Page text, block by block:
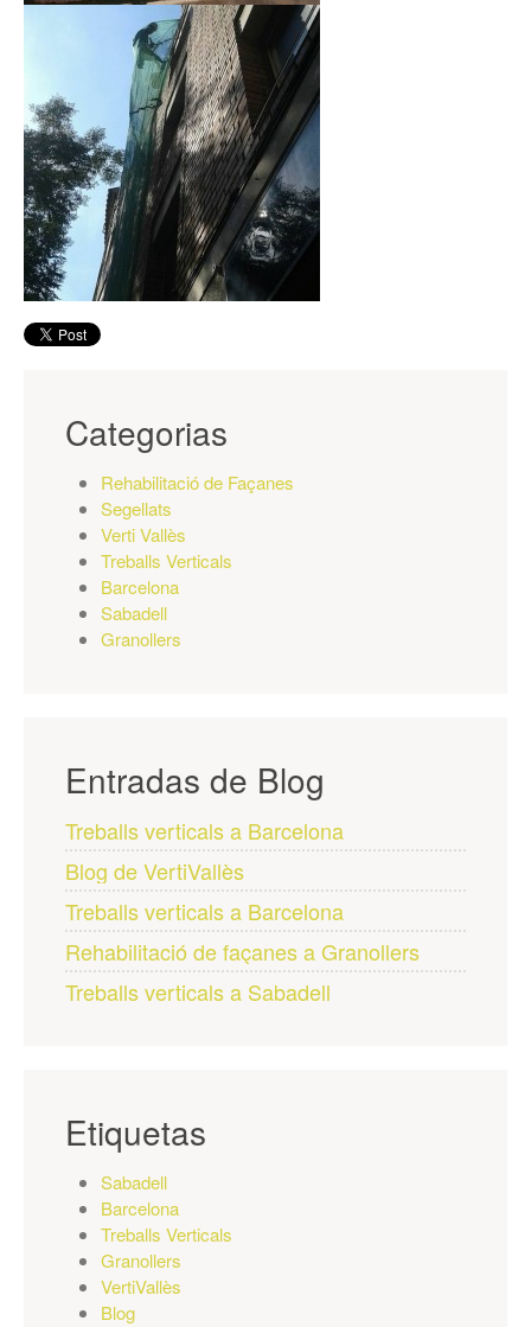
Categorias
Rehabilitació de Façanes
Segellats
Verti Vallès
Treballs Verticals
Barcelona
Sabadell
Granollers
Entradas de Blog
Treballs verticals a Barcelona
Blog de VertiVallès
Treballs verticals a Barcelona
Rehabilitació de façanes a Granollers
Treballs verticals a Sabadell
Etiquetas
Sabadell
Barcelona
Treballs Verticals
Granollers
VertiVallès
Blog